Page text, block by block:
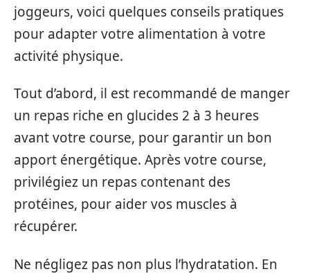
joggeurs, voici quelques conseils pratiques
pour adapter votre alimentation à votre
activité physique.
Tout d’abord, il est recommandé de manger
un repas riche en glucides 2 à 3 heures
avant votre course, pour garantir un bon
apport énergétique. Après votre course,
privilégiez un repas contenant des
protéines, pour aider vos muscles à
récupérer.
Ne négligez pas non plus l’hydratation. En